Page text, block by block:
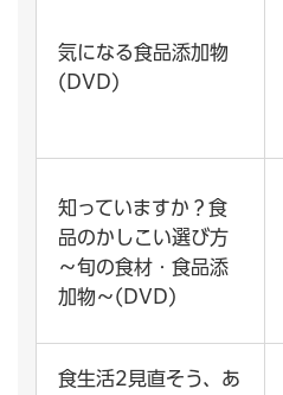
気になる食品添加物
(DVD)
知っていますか？食
品のかしこい選び方
～旬の食材・食品添
加物～(DVD)
食生活2見直そう、あ